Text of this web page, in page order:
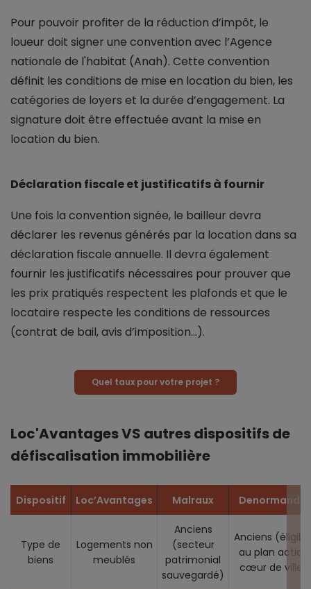
Pour pouvoir profiter de la réduction d’impôt, le
loueur doit signer une convention avec l’Agence
nationale de l'habitat (Anah). Cette convention
définit les conditions de mise en location du bien, les
catégories de loyers et la durée d’engagement. La
signature doit être effectuée avant la mise en
location du bien.
Déclaration fiscale et justificatifs à fournir
Une fois la convention signée, le bailleur devra
déclarer les revenus générés par la location dans sa
déclaration fiscale annuelle. Il devra également
fournir les justificatifs nécessaires pour prouver que
les prix pratiqués respectent les plafonds et que le
locataire respecte les conditions de ressources
(contrat de bail, avis d’imposition...).
Quel taux pour votre projet ?
Loc'Avantages VS autres dispositifs de
défiscalisation immobilière
Dispositif Loc’Avantages Malraux Denormandie
Type de
biens
Logements non
meublés
Anciens
(secteur
patrimonial
sauvegardé)
Anciens
au plan action
cœur de ville)